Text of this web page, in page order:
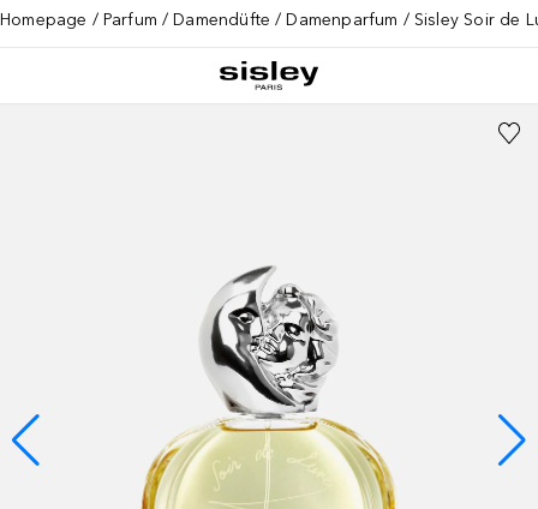
Homepage Parfum Damendüfte Damenparfum Sisley Soir de